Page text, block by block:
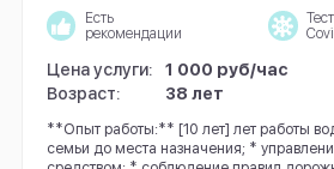
Есть
рекомендации
Цена услуги:
1 000 руб/час
Возраст:
38 лет
**Опыт работы:** [10 лет] лет работы
семьи до места назначения; *